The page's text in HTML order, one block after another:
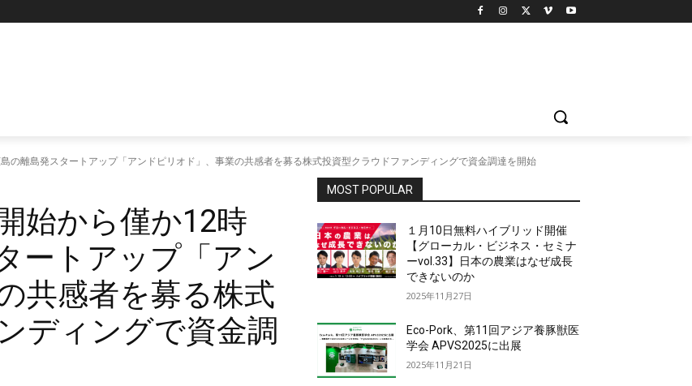
の離島発スタートアップ「アンドピリオド」、事業の共感者を募る株式投資型クラウドファンディングで資金調達を開始
始から僅か12時
ートアップ「アン
共感者を募る株式
ディングで資金調
MOST POPULAR
１月10日無料ハイブリッド開催
【グローカル・ビジネス・セミナ
ーvol.33】日本の農業はなぜ成長
できないのか
2025年11月27日
Eco-Pork、第11回アジア養豚獣医
学会 APVS2025に出展
2025年11月21日